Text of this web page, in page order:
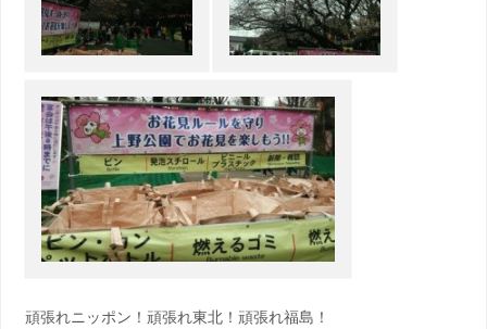
頑張れニッポン！頑張れ東北！頑張れ福島！